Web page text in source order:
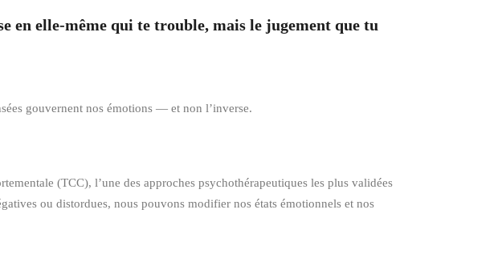
en elle-même qui te trouble, mais le jugement que tu
gouvernent nos émotions — et non l’inverse.
(TCC), l’une des approches psychothérapeutiques les plus validées
ou distordues, nous pouvons modifier nos états émotionnels et nos